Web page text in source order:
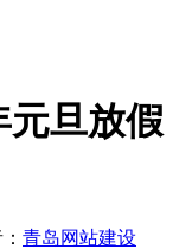
元旦放假
青岛网站建设